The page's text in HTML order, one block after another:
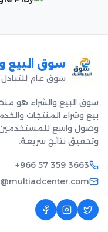
سوق البيع
سوق عام للتبادل
سوق البيع والشراء هو
بيع وشراء المنتجات
وصول واسع
وتحقيق نتائج سريعة.
+966 57 359 3663